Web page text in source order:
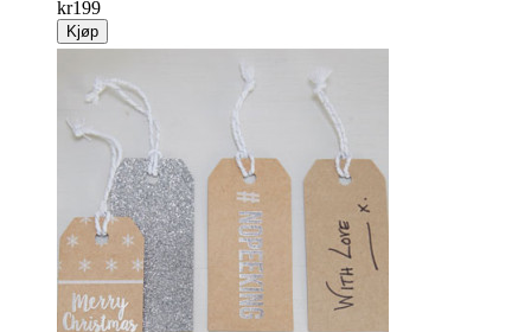
kr199
Kjøp